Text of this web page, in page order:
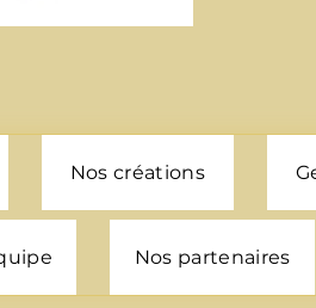
Nos créations
Nos partenaires